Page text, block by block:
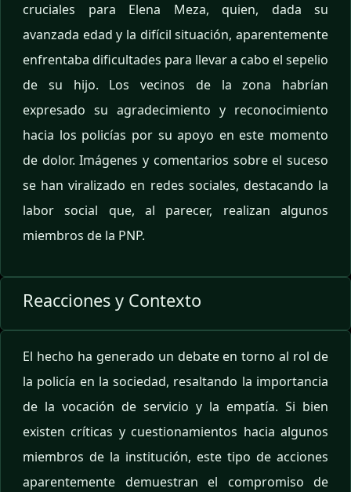
cruciales para Elena Meza, quien, dada su
avanzada edad y la difícil situación, aparentemente
enfrentaba dificultades para llevar a cabo el sepelio
de su hijo. Los vecinos de la zona habrían
expresado su agradecimiento y reconocimiento
hacia los policías por su apoyo en este momento
de dolor. Imágenes y comentarios sobre el suceso
se han viralizado en redes sociales, destacando la
labor social que, al parecer, realizan algunos
miembros de la PNP.
Reacciones y Contexto
El hecho ha generado un debate en torno al rol de
la policía en la sociedad, resaltando la importancia
de la vocación de servicio y la empatía. Si bien
existen críticas y cuestionamientos hacia algunos
miembros de la institución, este tipo de acciones
aparentemente demuestran el compromiso de